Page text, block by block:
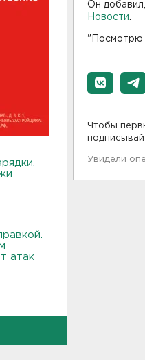
атак
в
Он
Новости
"Посмотрю
Чтобы
Увидели